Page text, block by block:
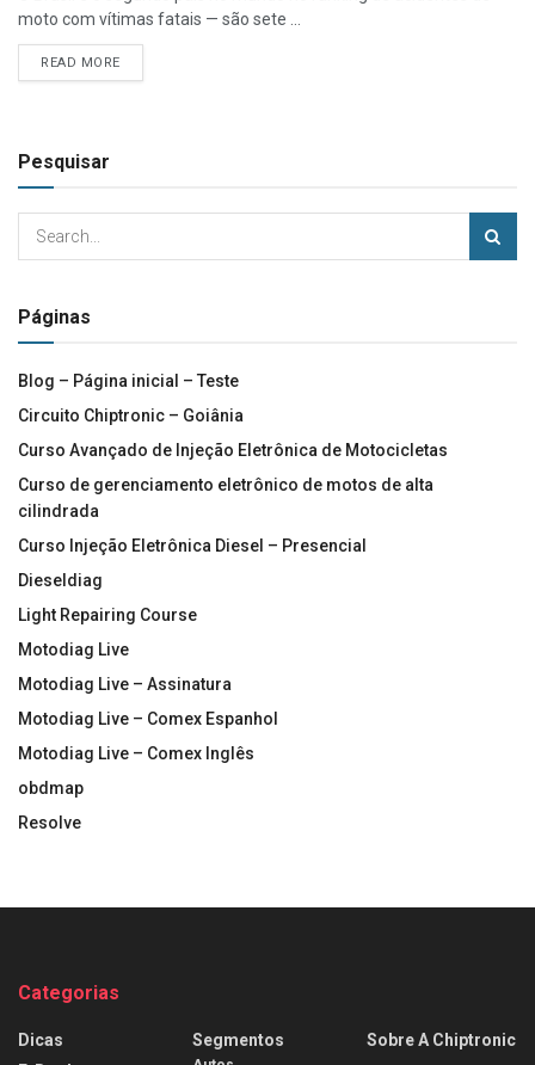
moto com vítimas fatais — são sete ...
READ MORE
Pesquisar
Páginas
Blog – Página inicial – Teste
Circuito Chiptronic – Goiânia
Curso Avançado de Injeção Eletrônica de Motocicletas
Curso de gerenciamento eletrônico de motos de alta
cilindrada
Curso Injeção Eletrônica Diesel – Presencial
Dieseldiag
Light Repairing Course
Motodiag Live
Motodiag Live – Assinatura
Motodiag Live – Comex Espanhol
Motodiag Live – Comex Inglês
obdmap
Resolve
Categorias
Dicas
Segmentos Sobre A Chiptronic